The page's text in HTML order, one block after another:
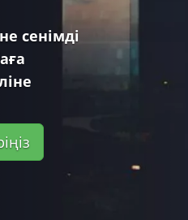
сенімді